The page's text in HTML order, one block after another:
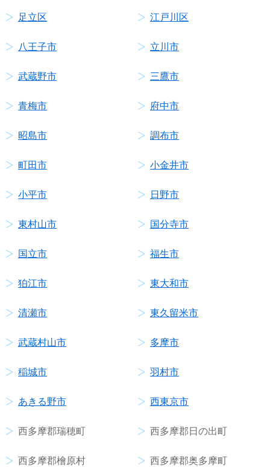
足立区 江戸川区
八王子市 立川市
武蔵野市 三鷹市
青梅市 府中市
昭島市 調布市
町田市 小金井市
小平市 日野市
東村山市 国分寺市
国立市 福生市
狛江市 東大和市
清瀬市 東久留米市
武蔵村山市 多摩市
稲城市 羽村市
あきる野市 西東京市
西多摩郡瑞穂町 西多摩郡日の出町
西多摩郡檜原村 西多摩郡奥多摩町